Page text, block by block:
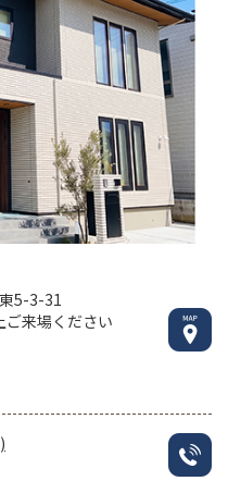
5-3-31
ご来場ください